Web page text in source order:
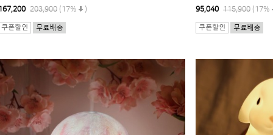
203,900 (17% ) 95,040 115,900 (17%